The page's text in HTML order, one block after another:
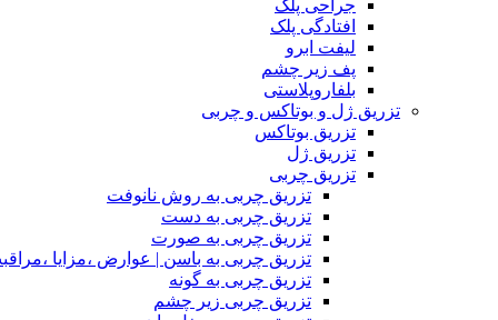
جراحی پلک
افتادگی پلک
لیفت ابرو
پف زیر چشم
بلفاروپلاستی
تزریق ژل و بوتاکس و چربی
تزریق بوتاکس
تزریق ژل
تزریق چربی
تزریق چربی به روش نانوفت
تزریق چربی به دست
تزریق چربی به صورت
تزریق چربی به باسن | عوارض ،مزایا
تزریق چربی به گونه
تزریق چربی زیر چشم